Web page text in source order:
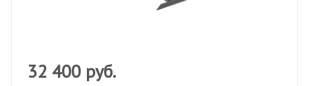
32 400 руб.